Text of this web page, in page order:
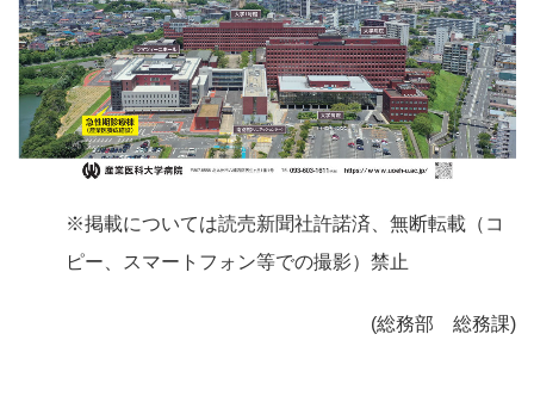
※掲載については読売新聞社許諾済、無断転載（コ
ピー、スマートフォン等での撮影）禁止
(総務部 総務課)